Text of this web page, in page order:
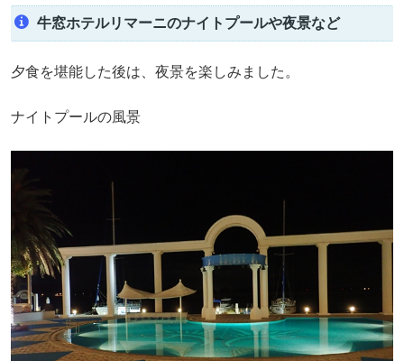
牛窓ホテルリマーニのナイトプールや夜景など
夕食を堪能した後は、夜景を楽しみました。
ナイトプールの風景